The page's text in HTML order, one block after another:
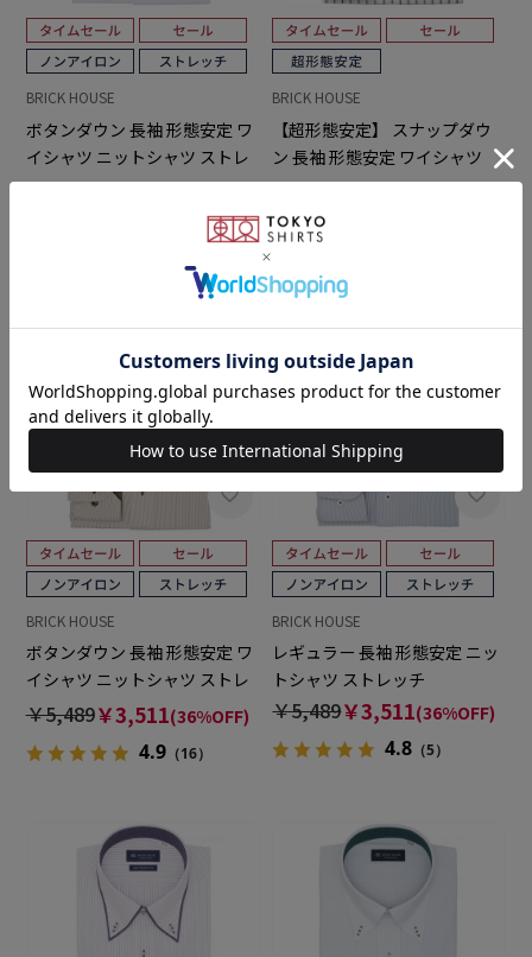
BRICK HOUSE
ボタンダウン 長袖 形態安定 ワ
イシャツ ニットシャツ ストレ
ッチ
￥5,489￥3,511
BRICK HOUSE
【超形態安定】 スナップダウ
ン 長袖 形態安定 ワイシャツ
￥5,489￥3,511(36%OFF)
BRICK HOUSE
ボタンダウン 長袖 形態安定 ワ
イシャツ ニットシャツ ストレ
ッチ
￥5,489￥3,511(36%OFF)
4.9（16）
BRICK HOUSE
レギュラー 長袖 形態安定 ニッ
トシャツ ストレッチ
￥5,489￥3,511(36%OFF)
4.8 （5）